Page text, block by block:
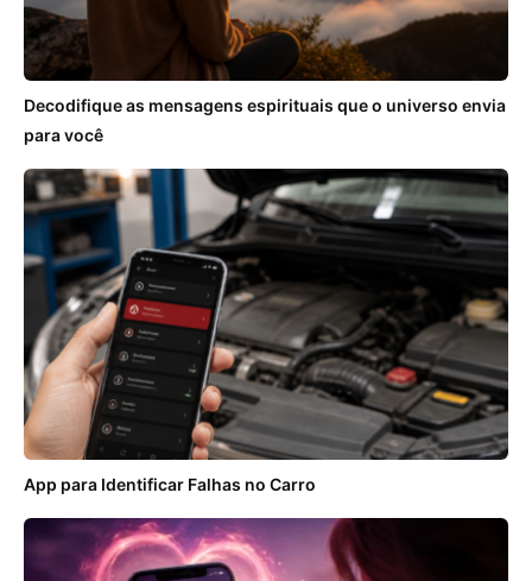
Decodifique as mensagens espirituais que o universo envia
para você
App para Identificar Falhas no Carro